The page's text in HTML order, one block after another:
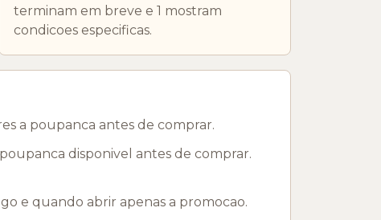
terminam em breve e 1 mostram
condicoes especificas.
a poupanca antes de comprar.
disponivel antes de comprar.
e quando abrir apenas a promocao.